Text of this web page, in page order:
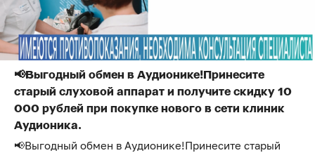
📢Выгодный обмен в Аудионике!Принесите
старый слуховой аппарат и получите скидку 10
000 рублей при покупке нового в сети клиник
Аудионика.
📢Выгодный обмен в Аудионике!Принесите старый